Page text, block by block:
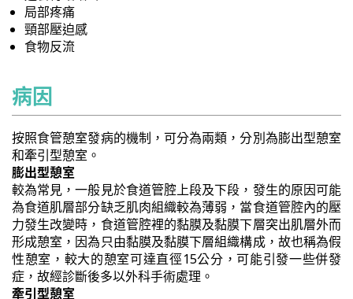
局部疼痛
頸部壓迫感
食物反流
病因
按照食管憩室發病的機制，可分為兩類，分別為膨出型憩室
和牽引型憩室。
膨出型憩室
較為常見，一般見於食道管腔上段及下段，發生的原因可能
為食道肌層部分缺乏肌肉組織較為薄弱，當食道管腔內的壓
力發生改變時，食道管腔裡的黏膜及黏膜下層突出肌層外而
形成憩室，因為只由黏膜及黏膜下層組織構成，故也稱為假
性憩室，較大的憩室可達直徑15公分，可能引發一些併發
症，故經診斷後多以外科手術處理。
牽引型憩室